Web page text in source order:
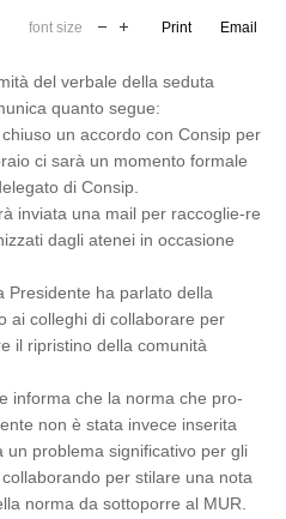
font size Print Email
del verbale della seduta
quanto segue:
un accordo con Consip per
ci sarà un momento formale
di Consip.
inviata una mail per raccoglie-re
dagli atenei in occasione
Presidente ha parlato della
ai colleghi di collaborare per
il ripristino della comunità
informa che la norma che pro-
non è stata invece inserita
problema significativo per gli
per stilare una nota
norma da sottoporre al MUR.